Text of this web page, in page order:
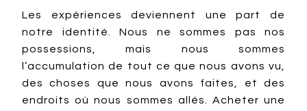
Les expériences deviennent une part de
notre identité. Nous ne sommes pas nos
possessions, mais nous sommes
l’accumulation de tout ce que nous avons vu,
des choses que nous avons faites, et des
endroits où nous sommes allés. Acheter une